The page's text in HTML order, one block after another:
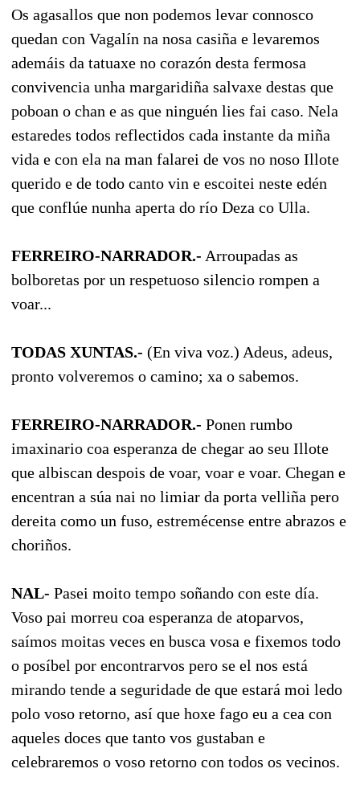
Os agasallos que non podemos levar connosco
quedan con Vagalín na nosa casiña e levaremos
ademáis da tatuaxe no corazón desta fermosa
convivencia unha margaridiña salvaxe destas que
poboan o chan e as que ninguén lies fai caso. Nela
estaredes todos reflectidos cada instante da miña
vida e con ela na man falarei de vos no noso Illote
querido e de todo canto vin e escoitei neste edén
que conflúe nunha aperta do río Deza co Ulla.
FERREIRO-NARRADOR.- Arroupadas as
bolboretas por un respetuoso silencio rompen a
voar...
TODAS XUNTAS.- (En viva voz.) Adeus, adeus,
pronto volveremos o camino; xa o sabemos.
FERREIRO-NARRADOR.- Ponen rumbo
imaxinario coa esperanza de chegar ao seu Illote
que albiscan despois de voar, voar e voar. Chegan e
encentran a súa nai no limiar da porta velliña pero
dereita como un fuso, estremécense entre abrazos e
choriños.
NAL- Pasei moito tempo soñando con este día.
Voso pai morreu coa esperanza de atoparvos,
saímos moitas veces en busca vosa e fixemos todo
o posíbel por encontrarvos pero se el nos está
mirando tende a seguridade de que estará moi ledo
polo voso retorno, así que hoxe fago eu a cea con
aqueles doces que tanto vos gustaban e
celebraremos o voso retorno con todos os vecinos.